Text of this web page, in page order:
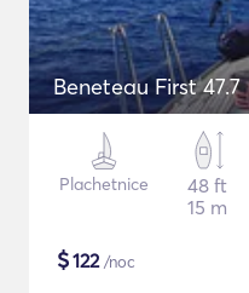
Beneteau First 47.7
Plachetnice
48 ft
15 m
$122/noc